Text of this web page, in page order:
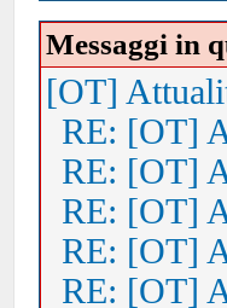
Messaggi in
[OT]
RE: [OT]
RE: [OT]
RE: [OT]
RE: [OT]
RE: [OT]